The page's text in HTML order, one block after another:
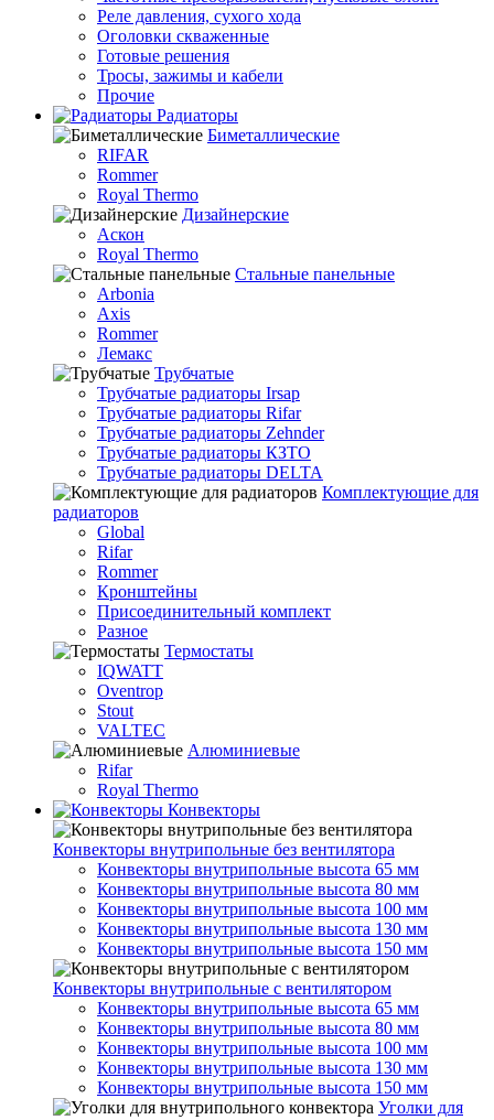
Реле давления, сухого хода
Оголовки скваженные
Готовые решения
Тросы, зажимы и кабели
Прочие
Радиаторы
Биметаллические
RIFAR
Rommer
Royal Thermo
Дизайнерские
Аскон
Royal Thermo
Стальные панельные
Arbonia
Axis
Rommer
Лемакс
Трубчатые
Трубчатые радиаторы Irsap
Трубчатые радиаторы Rifar
Трубчатые радиаторы Zehnder
Трубчатые радиаторы КЗТО
Трубчатые радиаторы DELTA
Комплектующие для
радиаторов
Global
Rifar
Rommer
Кронштейны
Присоединительный комплект
Разное
Термостаты
IQWATT
Oventrop
Stout
VALTEC
Алюминиевые
Rifar
Royal Thermo
Конвекторы
Конвекторы внутрипольные без вентилятора
Конвекторы внутрипольные высота 65 мм
Конвекторы внутрипольные высота 80 мм
Конвекторы внутрипольные высота 100 мм
Конвекторы внутрипольные высота 130 мм
Конвекторы внутрипольные высота 150 мм
Конвекторы внутрипольные с вентилятором
Конвекторы внутрипольные высота 65 мм
Конвекторы внутрипольные высота 80 мм
Конвекторы внутрипольные высота 100 мм
Конвекторы внутрипольные высота 130 мм
Конвекторы внутрипольные высота 150 мм
Уголки для